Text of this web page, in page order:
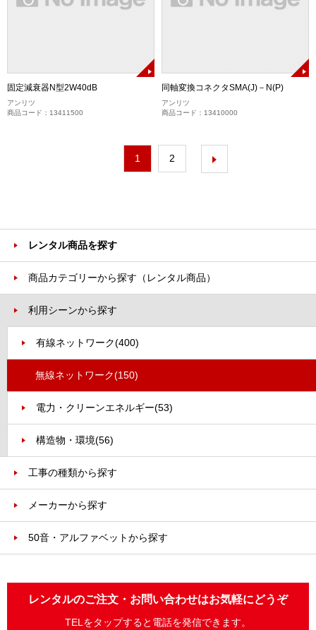
固定減衰器N型2W40dB
アンリツ
商品コード：13411500
同軸変換コネクタSMA(J)－N(P)
アンリツ
商品コード：13410000
1 2
レンタル商品を探す
商品カテゴリーから探す（レンタル商品）
利用シーンから探す
有線ネットワーク(400)
無線ネットワーク(150)
電力・クリーンエネルギー(53)
構造物・環境(56)
工事の種類から探す
メーカーから探す
50音・アルファベットから探す
レンタルのご注文・お問い合わせはお気軽にどうぞ
TELをタップすると電話を発信できます。